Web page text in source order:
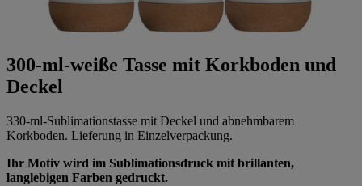
300-ml-weiße Tasse mit Korkboden und
Deckel
330-ml-Sublimationstasse mit Deckel und abnehmbarem
Korkboden. Lieferung in Einzelverpackung.
Ihr Motiv wird im Sublimationsdruck mit brillanten,
langlebigen Farben gedruckt.